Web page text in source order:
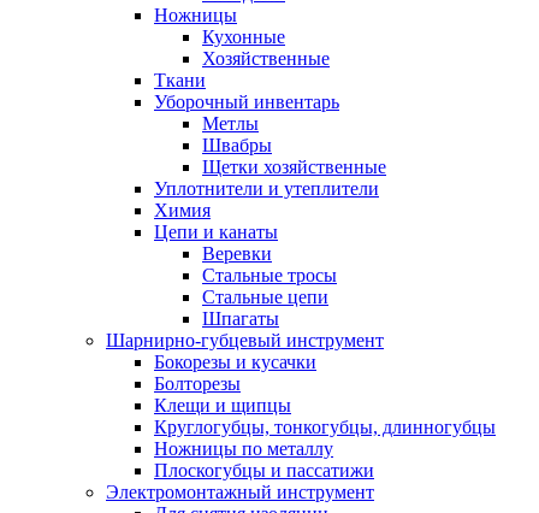
Ножницы
Кухонные
Хозяйственные
Ткани
Уборочный инвентарь
Метлы
Швабры
Щетки хозяйственные
Уплотнители и утеплители
Химия
Цепи и канаты
Веревки
Стальные тросы
Стальные цепи
Шпагаты
Шарнирно-губцевый инструмент
Бокорезы и кусачки
Болторезы
Клещи и щипцы
Круглогубцы, тонкогубцы, длинногубцы
Ножницы по металлу
Плоскогубцы и пассатижи
Электромонтажный инструмент